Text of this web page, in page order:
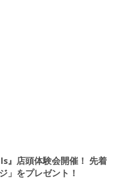
』店頭体験会開催！ 先着
」をプレゼント！